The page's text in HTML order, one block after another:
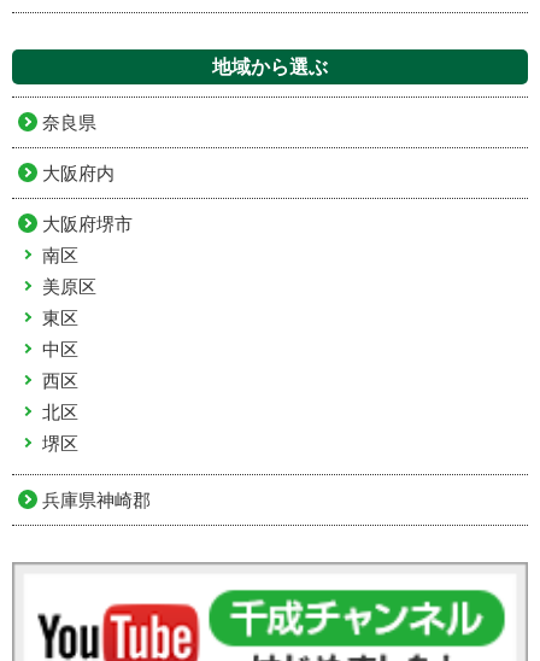
地域から選ぶ
奈良県
大阪府内
大阪府堺市
南区
美原区
東区
中区
西区
北区
堺区
兵庫県神崎郡